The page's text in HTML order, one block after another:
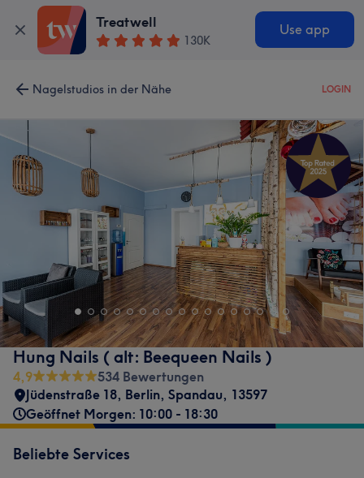
Treatwell
130K
Use app
Nagelstudios in der Nähe LOGIN
Hung Nails ( alt: Beequeen Nails )
4,9
534 Bewertungen
Jüdenstraße 18, Berlin, Spandau, 13597
Geöffnet Morgen: 10:00 - 18:30
Beliebte Services